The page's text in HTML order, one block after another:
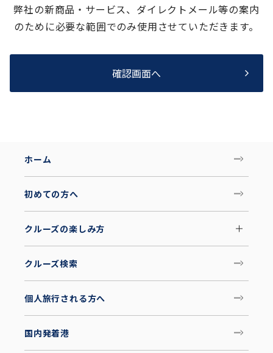
弊社の新商品・サービス、ダイレクトメール等の案内
のために必要な範囲でのみ使用させていただきます。
確認画面へ
ホーム
初めての方へ
クルーズの楽しみ方
クルーズ検索
個人旅行される方へ
国内発着港